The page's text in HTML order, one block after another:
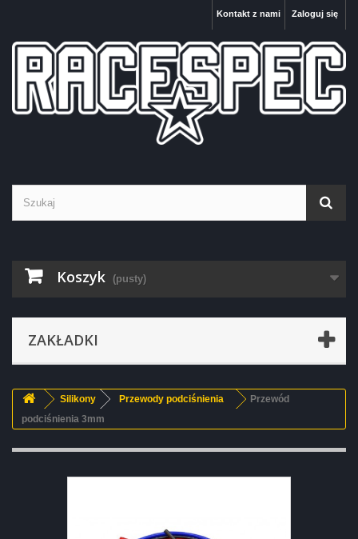
Zaloguj się
Kontakt z nami
Koszyk (pusty)
ZAKŁADKI
Silikony Przewody podciśnienia
Przewód
podciśnienia 3mm